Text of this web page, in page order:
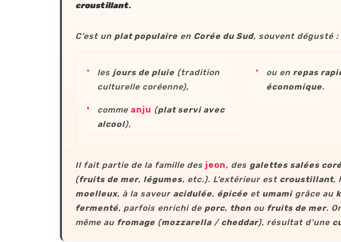
croustillant.
C’est un plat populaireen Corée du Sud, souvent dégusté :
les jours de pluie(tradition
culturelle coréenne),
comme anju (plat servi avec
alcool),
ou en repas
économique.
Il fait partie de la famille des jeon, des galettes salées
(fruits de mer, légumes, etc.). L’extérieur est croustillant,
moelleux, à la saveur acidulée, épicéeet umamigrâce au
fermenté, parfois enrichi de porc, thonou fruits de mer.
même au fromage(mozzarella/ cheddar), résultat d’une